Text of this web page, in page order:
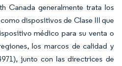
Canada generalmente trata los
dispositivos de Clase III que
médico para su venta o
los marcos de calidad y
junto con las directrices de